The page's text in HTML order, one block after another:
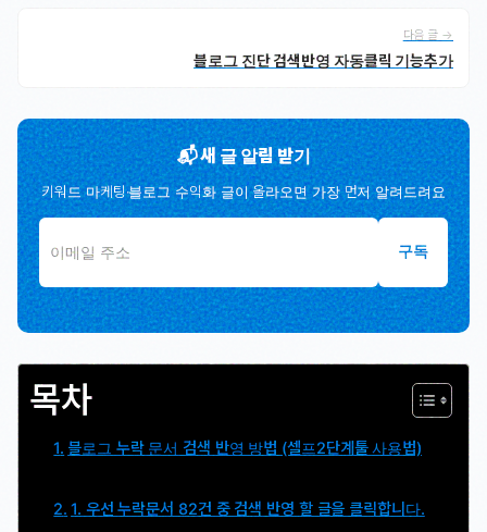
다음 글 →
블로그 진단 검색반영 자동클릭 기능추가
📬 새 글 알림 받기
키워드 마케팅·블로그 수익화 글이 올라오면 가장 먼저 알려드려요
구독
목차
블로그 누락 문서 검색 반영 방법 (셀프2단계툴 사용법)
1. 우선 누락문서 82건 중 검색 반영 할 글을 클릭합니다.